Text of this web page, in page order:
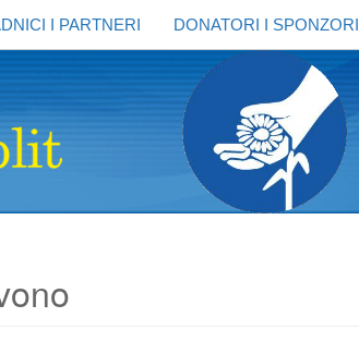
I PARTNERI DONATORI I SPONZORI